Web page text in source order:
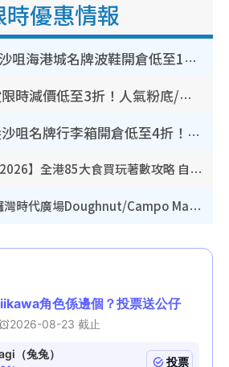
優惠情報
開倉優惠 | 尖沙咀海港城名牌波鞋開倉低至1折！On鞋$899起／Joy&Peace鞋履$98起
CHANEL美妝限時減價低至3折！人氣粉底/唇膏/精華液低至$275！COCO香水都有平
開倉優惠｜尖沙咀名牌行李箱開倉低至4折！一連5日 American Tourister/ace./Hallmark $200起！
【8月生日優惠2026】全港85大食買玩著數攻略 自助餐/火鍋放題同行免費＋誠品/DONKI送現金券
開倉優惠｜銅鑼灣時代廣場Doughnut/Campo Marzio開倉低至1折！背囊、書包、手袋劈價$200起